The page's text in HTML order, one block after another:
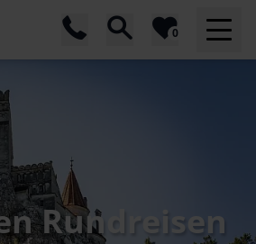
0
Rundreisen